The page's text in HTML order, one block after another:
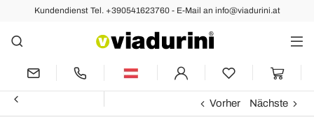
Kundendienst Tel. +390541623760 - E-Mail an info@viadurini.at
Vorher Nächste